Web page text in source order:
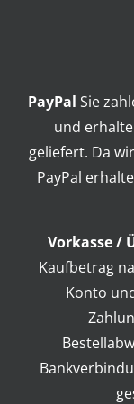
PayPal Sie
und
geliefert. Da
PayPal
Vorkasse /
Kaufbetrag
Konto